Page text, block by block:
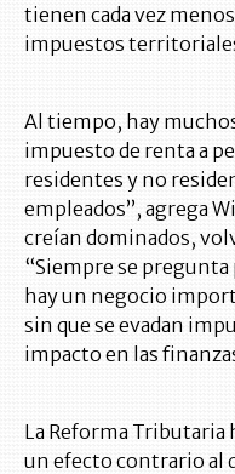
tienen cada vez
impuestos
Al tiempo, hay
impuesto de renta a
residentes y no
empleados”, agrega
creían dominados,
“Siempre se
hay un negocio
sin que se evadan
impacto en las
La Reforma Tributaria
un efecto contrario al